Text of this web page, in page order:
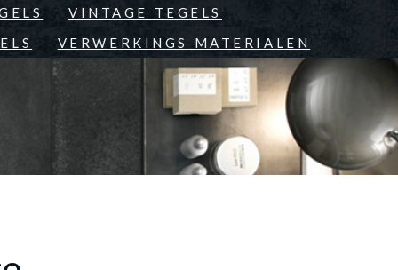
VINTAGE TEGELS
VERWERKINGS MATERIALEN